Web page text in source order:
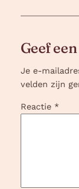
Geef
Je e-
velden zijn
Reactie *